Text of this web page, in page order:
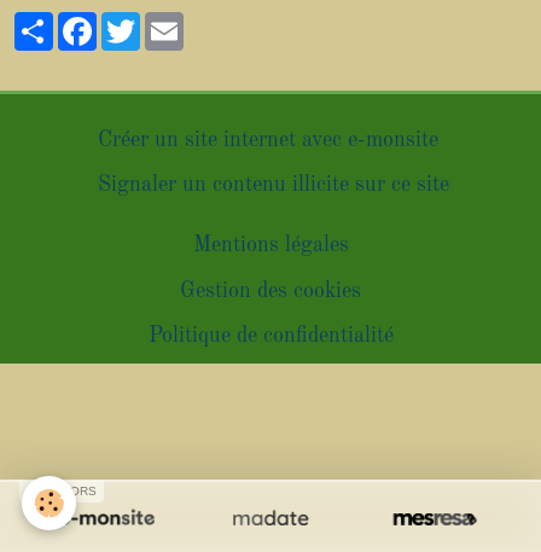
PartagerFacebook
Twitter
Créer un site internet avec e-monsite
Signaler un contenu illicite sur ce site
Mentions légales
Gestion des cookies
Politique de confidentialité
SPONSORS